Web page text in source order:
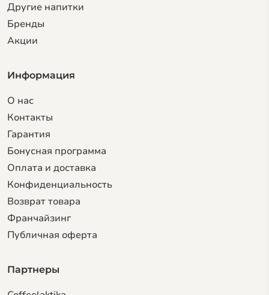
Другие напитки
Бренды
Акции
Информация
О нас
Контакты
Гарантия
Бонусная программа
Оплата и доставка
Конфиденциальность
Возврат товара
Франчайзинг
Публичная оферта
Партнеры